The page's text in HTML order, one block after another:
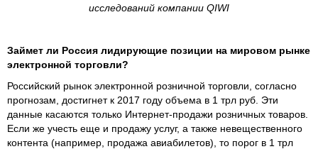
исследований компании QIWI
Займет ли Россия лидирующие позиции на мировом рынке
электронной торговли?
Российский рынок электронной розничной торговли, согласно
прогнозам, достигнет к 2017 году объема в 1 трл руб. Эти
данные касаются только Интернет-продажи розничных товаров.
Если же учесть еще и продажу услуг, а также невещественного
контента (например, продажа авиабилетов), то порог в 1 трл